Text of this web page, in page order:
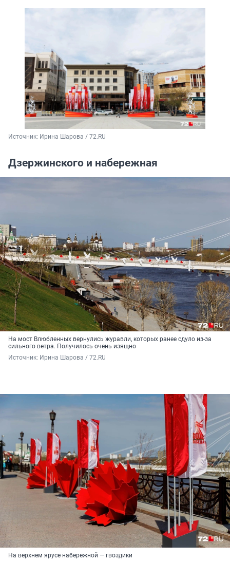
Источник: Ирина Шарова / 72.RU
Дзержинского и набережная
На мост Влюбленных вернулись журавли, которых ранее сдуло из-за
сильного ветра. Получилось очень изящно
Источник: Ирина Шарова / 72.RU
На верхнем ярусе набережной — гвоздики